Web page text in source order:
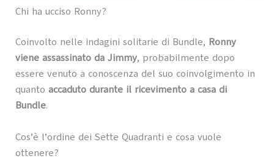
Chi ha ucciso Ronny?
Coinvolto nelle indagini solitarie di Bundle, Ronny
viene assassinato da Jimmy, probabilmente dopo
essere venuto a conoscenza del suo coinvolgimento in
quanto accaduto durante il ricevimento a casa di
Bundle.
Cos’è l’ordine dei Sette Quadranti e cosa vuole
ottenere?